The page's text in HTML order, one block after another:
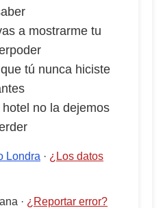
a mostrarme tu
tú nunca hiciste
no la dejemos
Londra · ¿Los datos
· ¿Reportar error?